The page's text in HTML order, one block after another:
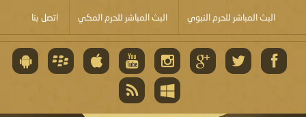
البث المباشر للحرم النبوي البث المباشر للحرم المكي اتصل بنا